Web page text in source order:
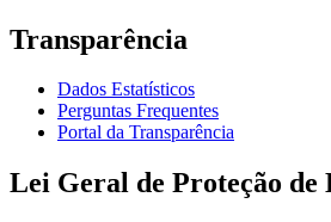
Transparência
Dados Estatísticos
Perguntas Frequentes
Portal da Transparência
Lei Geral de Proteção de